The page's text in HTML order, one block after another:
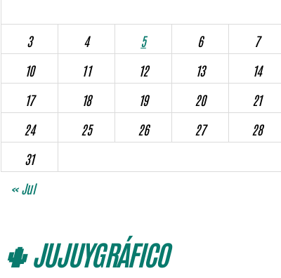
3
4 5 6 7
10
11 12 13 14
17
18 19 20 21
24
25 26 27 28
31
« Jul
🌵 JUJUYGRÁFICO